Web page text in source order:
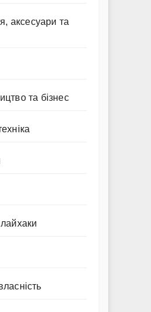
аксесуари та
та бізнес